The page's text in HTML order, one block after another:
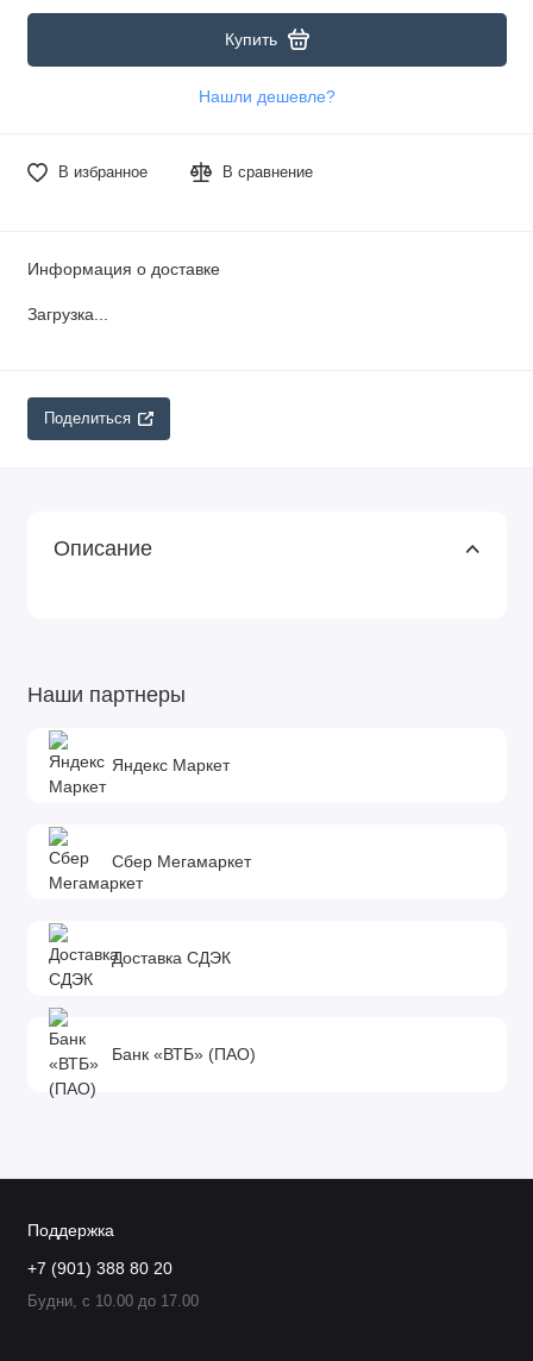
Купить
Нашли дешевле?
В избранное В сравнение
Информация о доставке
Загрузка...
Поделиться
Описание
Наши партнеры
Яндекс Маркет
Сбер Мегамаркет
Доставка СДЭК
Банк «ВТБ» (ПАО)
Поддержка
+7 (901) 388 80 20
Будни, с 10.00 до 17.00